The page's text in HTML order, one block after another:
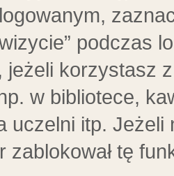
podczas
jeżeli korzystasz
w bibliotece,
uczelni itp.
zablokował tę